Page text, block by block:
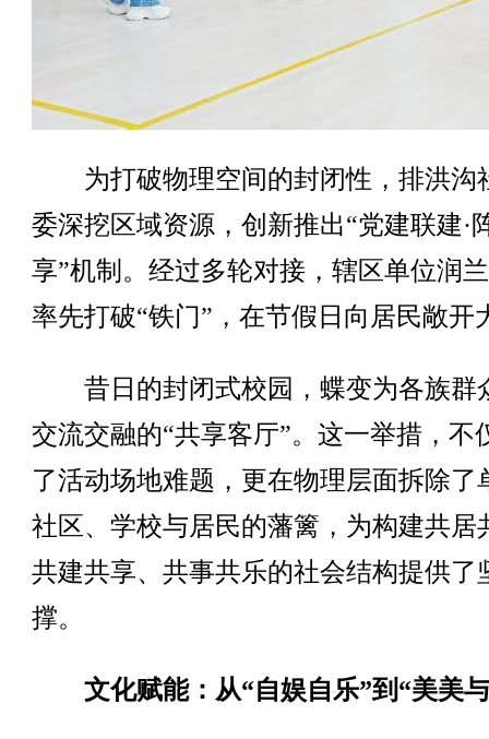
为打破物理空间的封闭性，排洪沟
委深挖区域资源，创新推出“党建联建·
享”机制。经过多轮对接，辖区单位润
率先打破“铁门”，在节假日向居民敞开
昔日的封闭式校园，蝶变为各族群
交流交融的“共享客厅”。这一举措，不
了活动场地难题，更在物理层面拆除了
社区、学校与居民的藩篱，为构建共居
共建共享、共事共乐的社会结构提供了
撑。
文化赋能：从“自娱自乐”到“美美